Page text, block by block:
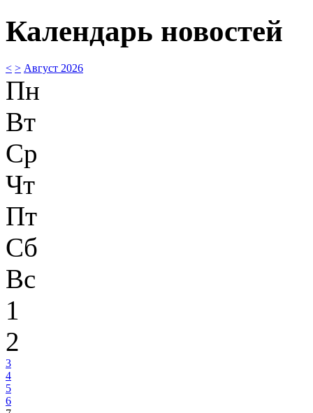
Календарь новостей
< > Август 2026
Пн
Вт
Ср
Чт
Пт
Сб
Вс
1
2
3
4
5
6